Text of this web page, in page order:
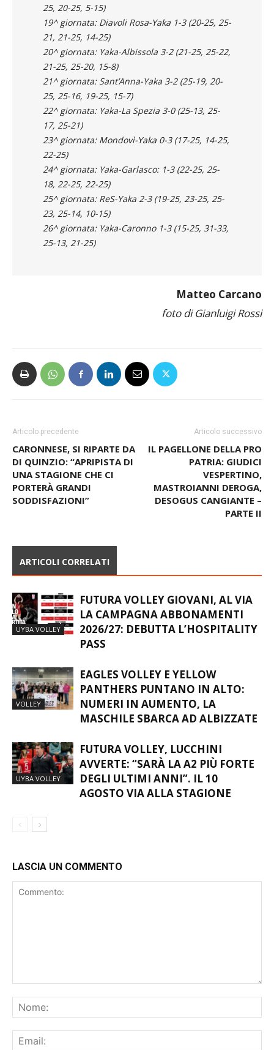
18^ giornata: Ciriè-Yaka 2-3 (25-23, 25-20, 16-
25, 20-25, 5-15)
19^ giornata: Diavoli Rosa-Yaka 1-3 (20-25, 25-
21, 21-25, 14-25)
20^ giornata: Yaka-Albissola 3-2 (21-25, 25-22,
21-25, 25-20, 15-8)
21^ giornata: Sant’Anna-Yaka 3-2 (25-19, 20-
25, 25-16, 19-25, 15-7)
22^ giornata: Yaka-La Spezia 3-0 (25-13, 25-
17, 25-21)
23^ giornata: Mondovì-Yaka 0-3 (17-25, 14-25,
22-25)
24^ giornata: Yaka-Garlasco: 1-3 (22-25, 25-
18, 22-25, 22-25)
25^ giornata: ReS-Yaka 2-3 (19-25, 23-25, 25-
23, 25-14, 10-15)
26^ giornata: Yaka-Caronno 1-3 (15-25, 31-33,
foto di Gianluigi Rossi
CARONNESE, SI RIPARTE DA
DI QUINZIO: “APRIPISTA DI
UNA STAGIONE CHE CI
PORTERÀ GRANDI
IL PAGELLONE DELLA PRO
PATRIA: GIUDICI
VESPERTINO,
MASTROIANNI DEROGA,
DESOGUS CANGIANTE –
ARTICOLI CORRELATI
FUTURA VOLLEY GIOVANI, AL VIA
LA CAMPAGNA ABBONAMENTI
2026/27: DEBUTTA L’HOSPITALITY
EAGLES VOLLEY E YELLOW
PANTHERS PUNTANO IN ALTO:
NUMERI IN AUMENTO, LA
FUTURA VOLLEY, LUCCHINI
AVVERTE: “SARÀ LA A2 PIÙ FORTE
DEGLI ULTIMI ANNI”. IL 10